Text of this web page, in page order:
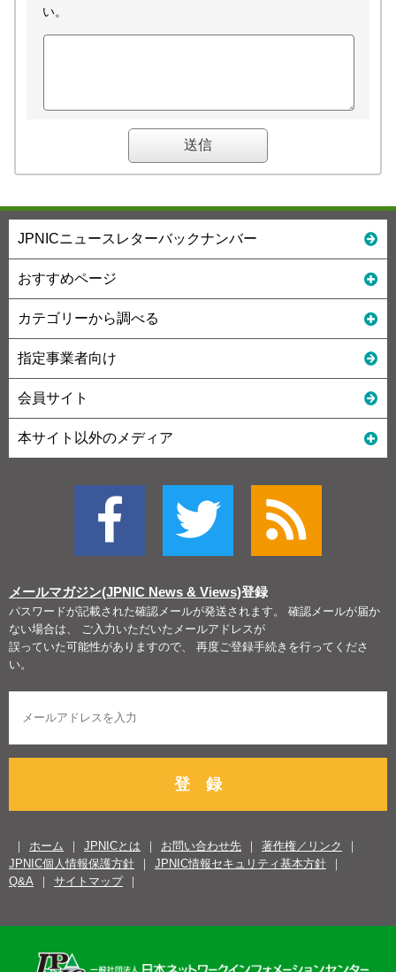
い。
JPNICニュースレターバックナンバー
おすすめページ
カテゴリーから調べる
指定事業者向け
会員サイト
本サイト以外のメディア
メールマガジン(JPNIC News & Views)登録
パスワードが記載された確認メールが発送されます。 確認メールが届か
ない場合は、 ご入力いただいたメールアドレスが
誤っていた可能性がありますので、 再度ご登録手続きを行ってくださ
い。
登 録
ホーム JPNICとは お問い合わせ先
著作権／リンク
JPNIC個人情報保護方針
JPNIC情報セキュリティ基本方針
Q&A
サイトマップ